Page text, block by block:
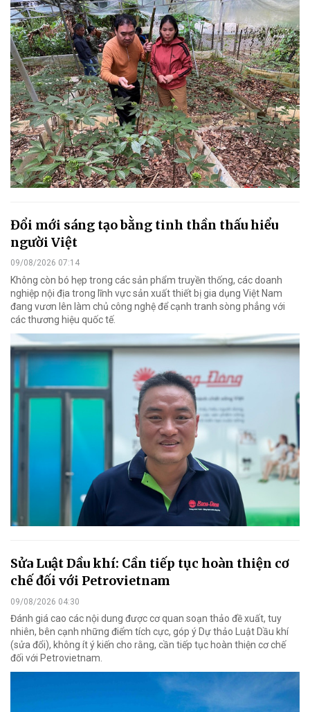
Đổi mới sáng tạo bằng tinh thần thấu hiểu
người Việt
09/08/2026 07:14
Không còn bó hẹp trong các sản phẩm truyền thống, các doanh
nghiệp nội địa trong lĩnh vực sản xuất thiết bị gia dụng Việt Nam
đang vươn lên làm chủ công nghệ để cạnh tranh sòng phẳng với
các thương hiệu quốc tế.
Sửa Luật Dầu khí: Cần tiếp tục hoàn thiện cơ
chế đối với Petrovietnam
09/08/2026 04:30
Đánh giá cao các nội dung được cơ quan soạn thảo đề xuất, tuy
nhiên, bên cạnh những điểm tích cực, góp ý Dự thảo Luật Dầu khí
(sửa đổi), không ít ý kiến cho rằng, cần tiếp tục hoàn thiện cơ chế
đối với Petrovietnam.